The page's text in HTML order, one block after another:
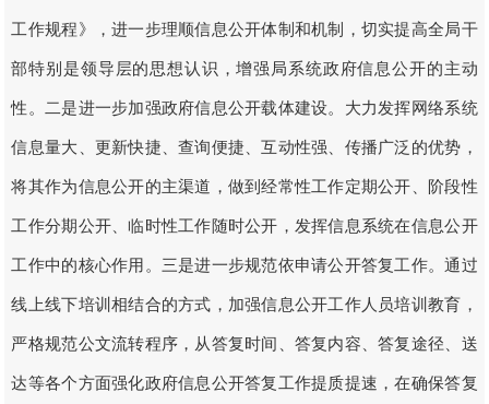
工作规程》，进一步理顺信息公开体制和机制，切实提高全局干
部特别是领导层的思想认识，增强局系统政府信息公开的主动
性。二是进一步加强政府信息公开载体建设。大力发挥网络系统
信息量大、更新快捷、查询便捷、互动性强、传播广泛的优势，
将其作为信息公开的主渠道，做到经常性工作定期公开、阶段性
工作分期公开、临时性工作随时公开，发挥信息系统在信息公开
工作中的核心作用。三是进一步规范依申请公开答复工作。通过
线上线下培训相结合的方式，加强信息公开工作人员培训教育，
严格规范公文流转程序，从答复时间、答复内容、答复途径、送
达等各个方面强化政府信息公开答复工作提质提速，在确保答复